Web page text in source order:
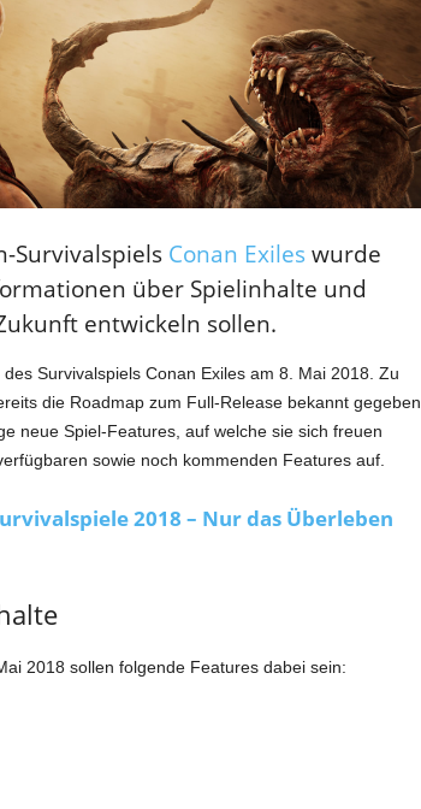
Survivalspiels Conan Exileswurde
über Spielinhalte und
entwickeln sollen.
Survivalspiels Conan Exiles am 8. Mai 2018. Zu
die Roadmap zum Full-Release bekannt gegeben.
neue Spiel-Features, auf welche sie sich freuen
sowie noch kommenden Features auf.
2018 – Nur das Überleben
2018 sollen folgende Features dabei sein: